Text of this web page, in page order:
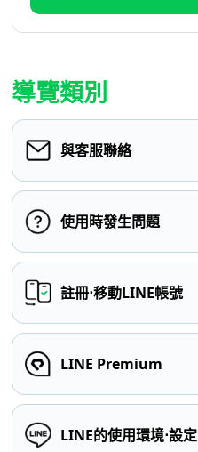
導覽類別
與客服聯絡
使用時發生問題
註冊⋅移動LINE帳號
LINE Premium
LINE的使用環境⋅設定